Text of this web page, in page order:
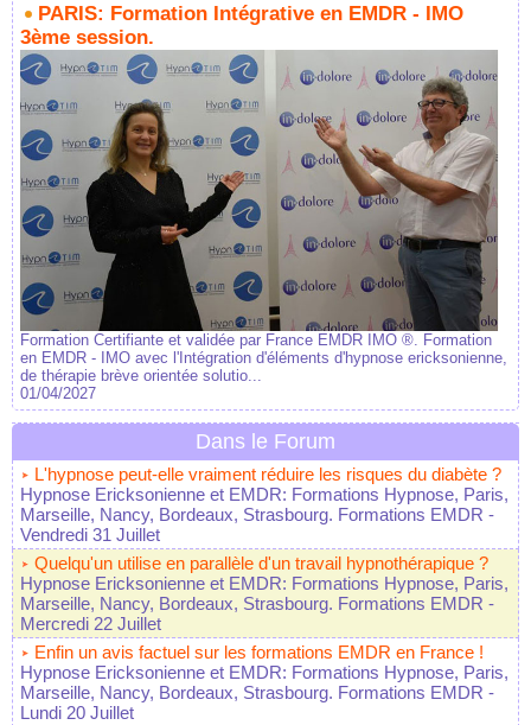
PARIS: Formation Intégrative en EMDR - IMO
3ème session.
Formation Certifiante et validée par France EMDR IMO ®. Formation
en EMDR - IMO avec l'Intégration d'éléments d'hypnose ericksonienne,
de thérapie brève orientée solutio...
01/04/2027
Dans le Forum
L'hypnose peut-elle vraiment réduire les risques du diabète ?
Hypnose Ericksonienne et EMDR: Formations Hypnose, Paris,
Marseille, Nancy, Bordeaux, Strasbourg. Formations EMDR -
Vendredi 31 Juillet
Quelqu'un utilise en parallèle d'un travail hypnothérapique ?
Hypnose Ericksonienne et EMDR: Formations Hypnose, Paris,
Marseille, Nancy, Bordeaux, Strasbourg. Formations EMDR -
Mercredi 22 Juillet
Enfin un avis factuel sur les formations EMDR en France !
Hypnose Ericksonienne et EMDR: Formations Hypnose, Paris,
Marseille, Nancy, Bordeaux, Strasbourg. Formations EMDR -
Lundi 20 Juillet